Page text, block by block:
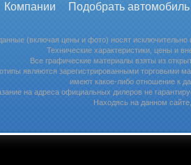
Компании Подобрать
(включая цены и фото) носят
Технические характеристики, цены и
Все графические материалы взяты из
являются зарегистрированными торговыми
имеют какое-либо отношение к
на адреса официальных дилеров не
Находясь на данном